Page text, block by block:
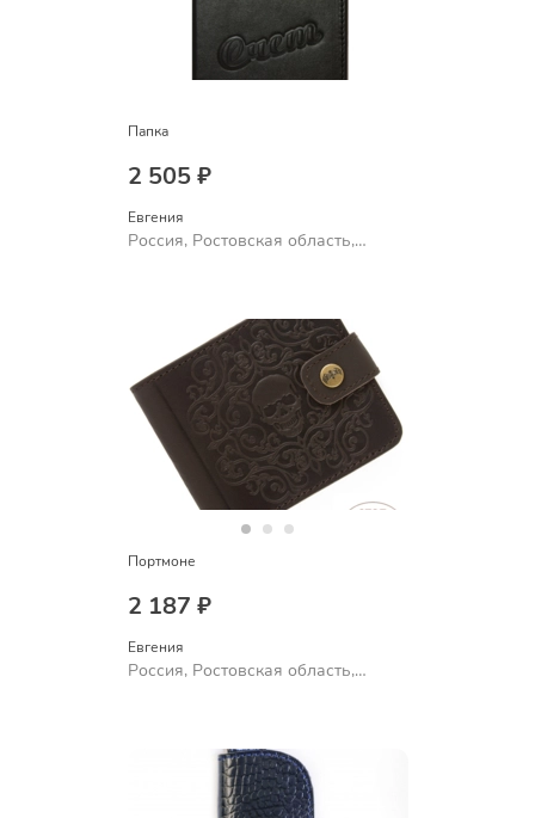
Папка
2 505 ₽
Евгения
Россия, Ростовская область,
Портмоне
2 187 ₽
Евгения
Россия, Ростовская область,